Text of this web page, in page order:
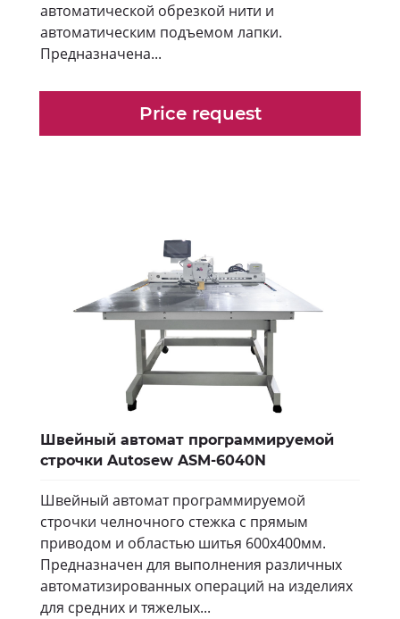
автоматической обрезкой нити и
автоматическим подъемом лапки.
Предназначена...
Price request
Швейный автомат программируемой
строчки Autosew ASM-6040N
Швейный автомат программируемой
строчки челночного стежка с прямым
приводом и областью шитья 600х400мм.
Предназначен для выполнения различных
автоматизированных операций на изделиях
для средних и тяжелых...